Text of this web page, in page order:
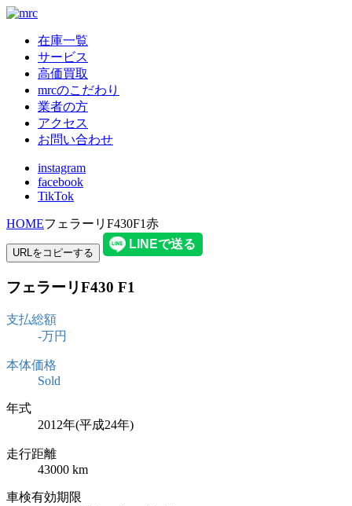
在庫一覧
サービス
高価買取
mrcのこだわり
業者の方
アクセス
お問い合わせ
instagram
facebook
TikTok
HOMEフェラーリF430F1赤
URLをコピーする
フェラーリF430 F1
支払総額
-万円
本体価格
Sold
年式
2012年(平成24年)
走行距離
43000 km
車検有効期限